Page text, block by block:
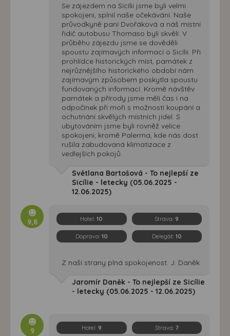
Se zájezdem na Sicílii jsme byli velmi
spokojeni, splnil naše očekávání. Naše
průvodkyně paní Dvořáková a náš místní
řidič autobusu Thomaso byli skvělí. V
průběhu zájezdu jsme se dověděli
spoustu zajímavých informací o Sicílii. Při
prohlídce historických míst, památek z
nejrůznějšího historického období nám
zajímavým způsobem poskytla spoustu
fundovaných informací. Kromě návštěv
památek a přírody jsme měli čas i na
odpočinek při moři s možností koupání a
ochutnání skvělých místních jídel. S
ubytováním jsme byli rovněž velice
spokojeni, kromě Palerma, kde nás dost
rušila zabudovaná klimatizace z
vedlejších pokojů.
Světlana Bartošová - To nejlepší ze
Sicílie - letecky (05.06.2025 -
12.06.2025)
9,8 Hotel:10 Strava: 9
Doprava: 10 Delegát: 10
Z naší strany plná spokojenost. J. Daněk
Jaromír Daněk - To nejlepší ze Sicílie
- letecky (05.06.2025 - 12.06.2025)
9 Hotel: 9 Strava: 7